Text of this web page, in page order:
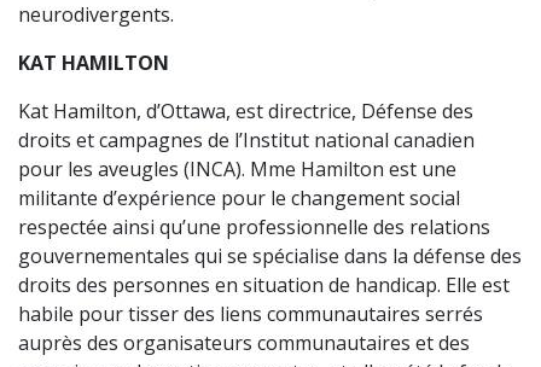
neurodivergents.
KAT HAMILTON
Kat Hamilton, d’Ottawa, est directrice, Défense des
droits et campagnes de l’Institut national canadien
pour les aveugles (INCA). Mme Hamilton est une
militante d’expérience pour le changement social
respectée ainsi qu’une professionnelle des relations
gouvernementales qui se spécialise dans la défense des
droits des personnes en situation de handicap. Elle est
habile pour tisser des liens communautaires serrés
auprès des organisateurs communautaires et des